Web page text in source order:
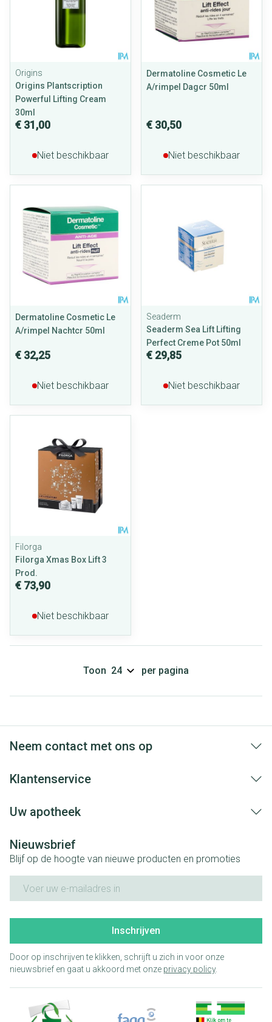
Origins
Origins Plantscription
Powerful Lifting Cream
30ml
€ 31,00
Niet beschikbaar
Dermatoline Cosmetic Le
A/rimpel Dagcr 50ml
€ 30,50
Niet beschikbaar
Dermatoline Cosmetic Le
A/rimpel Nachtcr 50ml
€ 32,25
Niet beschikbaar
Seaderm
Seaderm Sea Lift Lifting
Perfect Creme Pot 50ml
€ 29,85
Niet beschikbaar
Filorga
Filorga Xmas Box Lift 3
Prod.
€ 73,90
Niet beschikbaar
Toon per pagina
Neem contact met ons op
Klantenservice
Uw apotheek
Nieuwsbrief
Blijf op de hoogte van nieuwe producten en promoties
Inschrijven
Door op inschrijven te klikken, schrijft u zich in voor onze
nieuwsbrief en gaat u akkoord met onze privacy policy.